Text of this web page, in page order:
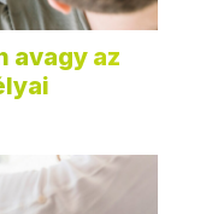
avagy az